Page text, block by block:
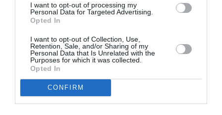
I want to opt-out of processing my
Personal Data for Targeted Advertising.
Opted In
I want to opt-out of Collection, Use,
Retention, Sale, and/or Sharing of my
Personal Data that Is Unrelated with the
Purposes for which it was collected.
Opted In
CONFIRM